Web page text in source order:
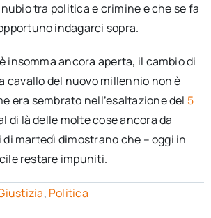
tra politica e crimine e che se fa
indagarci sopra.
insomma ancora aperta, il cambio di
cavallo del nuovo millennio non è
era sembrato nell’esaltazione del 5
di là delle molte cose ancora da
martedì dimostrano che – oggi in
restare impuniti.
, Politica